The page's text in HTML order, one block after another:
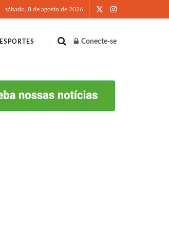
sábado, 8 de agosto de 2026
ESPORTES Conecte-se